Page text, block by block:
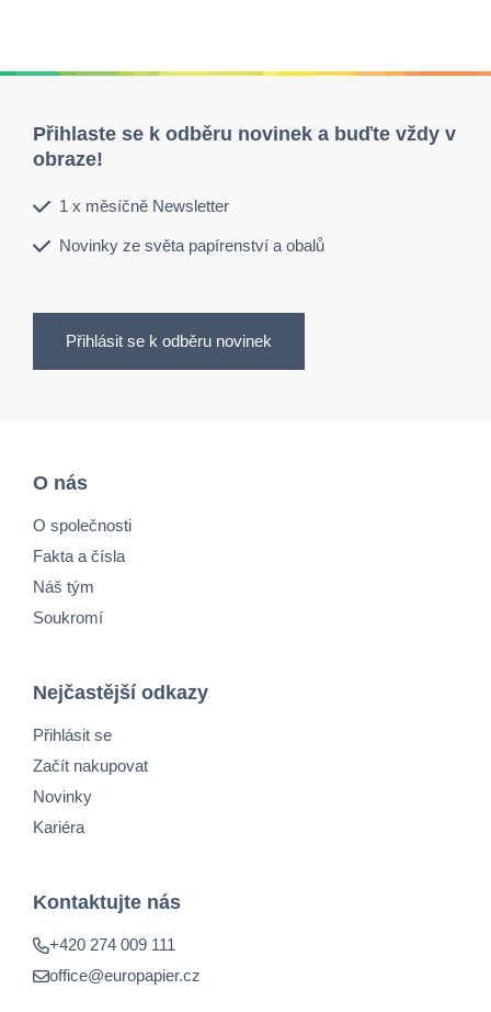
Přihlaste se k odběru novinek a buďte vždy v
obraze!
1 x měsíčně Newsletter
Novinky ze světa papírenství a obalů
Přihlásit se k odběru novinek
O nás
O společnosti
Fakta a čísla
Náš tým
Soukromí
Nejčastější odkazy
Přihlásit se
Začít nakupovat
Novinky
Kariéra
Kontaktujte nás
+420 274 009 111
office@europapier.cz